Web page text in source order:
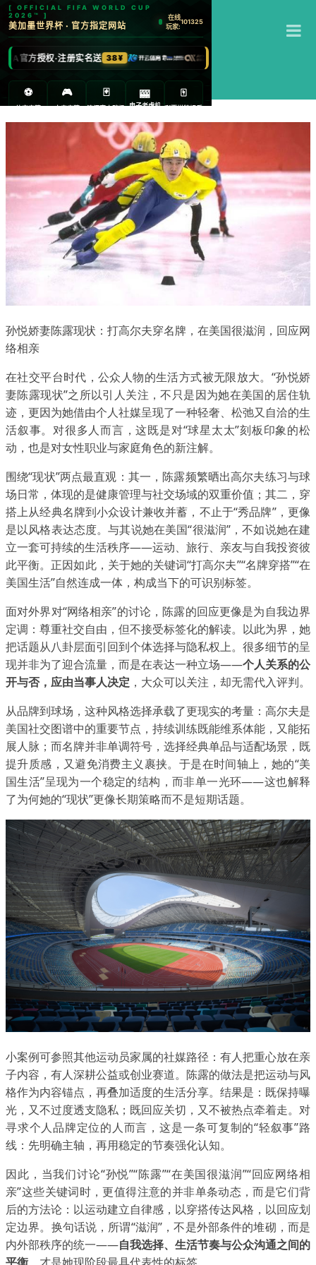
178直播
孙悦娇妻陈露现状：打高尔夫穿名牌，在美国很滋润，回应网
络相亲
在社交平台时代，公众人物的生活方式被无限放大。“孙悦娇
妻陈露现状”之所以引人关注，不只是因为她在美国的居住轨
迹，更因为她借由个人社媒呈现了一种轻奢、松弛又自洽的生
活叙事。对很多人而言，这既是对“球星太太”刻板印象的松
动，也是对女性职业与家庭角色的新注解。
围绕“现状”两点最直观：其一，陈露频繁晒出高尔夫练习与球
场日常，体现的是健康管理与社交场域的双重价值；其二，穿
搭上从经典名牌到小众设计兼收并蓄，不止于“秀品牌”，更像
是以风格表达态度。与其说她在美国“很滋润”，不如说她在建
立一套可持续的生活秩序——运动、旅行、亲友与自我投资彼
此平衡。正因如此，关于她的关键词“打高尔夫”“名牌穿搭”“在
美国生活”自然连成一体，构成当下的可识别标签。
面对外界对“网络相亲”的讨论，陈露的回应更像是为自我边界
定调：尊重社交自由，但不接受标签化的解读。以此为界，她
把话题从八卦层面引回到个体选择与隐私权上。很多细节的呈
现并非为了迎合流量，而是在表达一种立场——个人关系的公
开与否，应由当事人决定 ，大众可以关注，却无需代入评判。
从品牌到球场，这种风格选择承载了更现实的考量：高尔夫是
美国社交图谱中的重要节点，持续训练既能维系体能，又能拓
展人脉；而名牌并非单调符号，选择经典单品与适配场景，既
提升质感，又避免消费主义裹挟。于是在时间轴上，她的“美
国生活”呈现为一个稳定的结构，而非单一光环——这也解释
了为何她的“现状”更像长期策略而不是短期话题。
小案例可参照其他运动员家属的社媒路径：有人把重心放在亲
子内容，有人深耕公益或创业赛道。陈露的做法是把运动与风
格作为内容锚点，再叠加适度的生活分享。结果是：既保持曝
光，又不过度透支隐私；既回应关切，又不被热点牵着走。对
寻求个人品牌定位的人而言，这是一条可复制的“轻叙事”路
线：先明确主轴，再用稳定的节奏强化认知。
因此，当我们讨论“孙悦”“陈露”“在美国很滋润”“回应网络相
亲”这些关键词时，更值得注意的并非单条动态，而是它们背
后的方法论：以运动建立自律感，以穿搭传达风格，以回应划
定边界。换句话说，所谓“滋润”，不是外部条件的堆砌，而是
内外部秩序的统一——自我选择、生活节奏与公众沟通之间的